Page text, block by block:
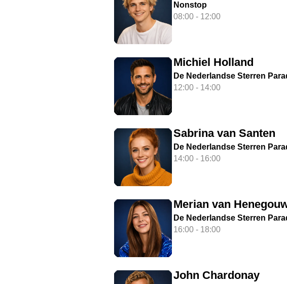
Nonstop
08:00 - 12:00
Michiel Holland
De Nederlandse Sterren
12:00 - 14:00
Sabrina van Santen
De Nederlandse Sterren
14:00 - 16:00
Merian van
De Nederlandse Sterren
16:00 - 18:00
John Chardonay